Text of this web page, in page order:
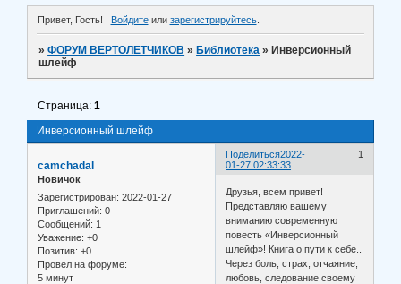
Привет, Гость! Войдитеили зарегистрируйтесь.
»ФОРУМ ВЕРТОЛЕТЧИКОВ » Библиотека » Инверсионный
шлейф
Инверсионный шлейф
Страница:1
Поделиться 1
2022-
01-27 02:33:33
camchadal
Новичок
Зарегистрирован: 2022-01-27
Приглашений: 0
Сообщений: 1
Уважение: +0
Позитив: +0
Провел на форуме:
5 минут
Друзья, всем привет!
Представляю вашему
вниманию современную
повесть «Инверсионный
шлейф»! Книга о пути к себе..
Через боль, страх, отчаяние,
любовь, следование своему